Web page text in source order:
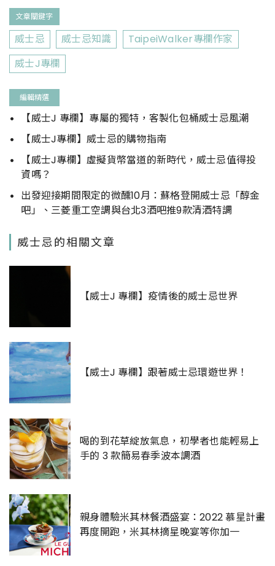
文章關鍵字
威士忌 威士忌知識
TaipeiWalker專欄作家
威士J專欄
編輯精選
【威士J 專欄】專屬的獨特，客製化包桶威士忌風潮
【威士J專欄】威士忌的購物指南
【威士J專欄】虛擬貨幣當道的新時代，威士忌值得投
資嗎？
出發迎接期間限定的微醺10月：蘇格登開威士忌「醇金
吧」、三菱重工空調與台北3酒吧推9款清酒特調
威士忌的相關文章
【威士J 專欄】疫情後的威士忌世界
【威士J 專欄】跟著威士忌環遊世界！
喝的到花草綻放氣息，初學者也能輕易上
手的 3 款簡易春季波本調酒
親身體驗米其林餐酒盛宴：2022 慕星計畫
再度開跑，米其林摘星晚宴等你加一